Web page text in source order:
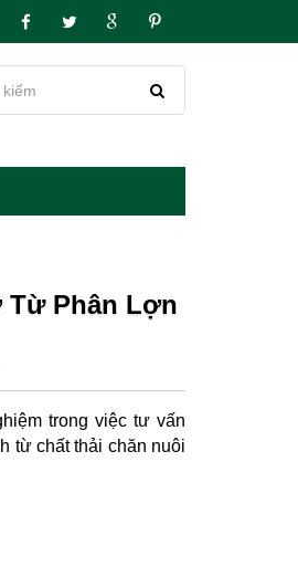
Từ Phân Lợn
trong việc tư vấn
từ chất thải chăn nuôi